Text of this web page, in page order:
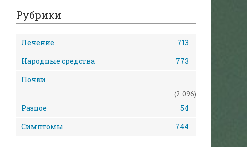
Рубрики
Лечение
713
Народные средства
773
Почки
(2 096)
Разное
54
Симптомы
744